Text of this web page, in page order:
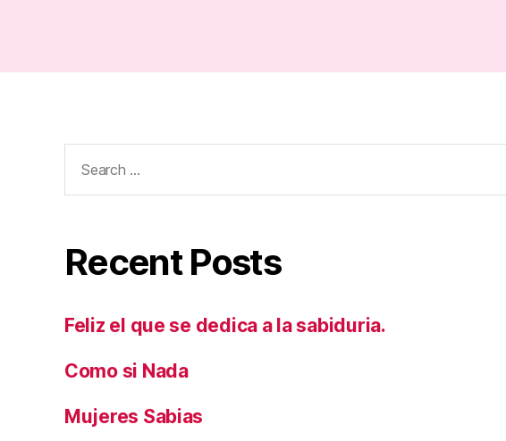
for:
Recent Posts
Feliz el que se dedica a la sabiduria.
Como si Nada
Mujeres Sabias